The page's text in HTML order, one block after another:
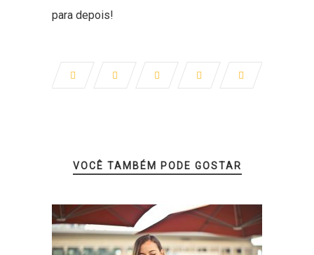
para depois!
VOCÊ TAMBÉM PODE GOSTAR